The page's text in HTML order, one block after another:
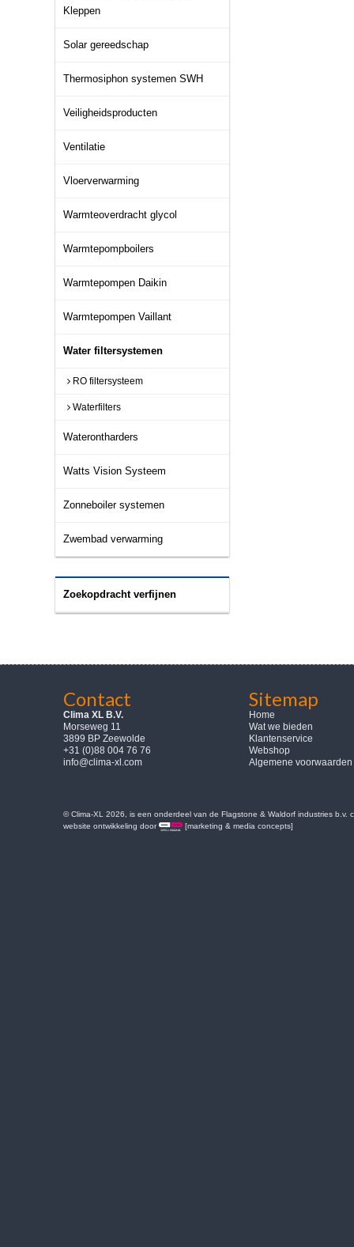
Kleppen
Solar gereedschap
Thermosiphon systemen SWH
Veiligheidsproducten
Ventilatie
Vloerverwarming
Warmteoverdracht glycol
Warmtepompboilers
Warmtepompen Daikin
Warmtepompen Vaillant
Water filtersystemen
RO filtersysteem
Waterfilters
Waterontharders
Watts Vision Systeem
Zonneboiler systemen
Zwembad verwarming
Zoekopdracht verfijnen
Contact
Clima XL B.V.
Morseweg 11
3899 BP Zeewolde
+31 (0)88 004 76 76
info@clima-xl.com
Sitemap
Home
Wat we bieden
Klantenservice
Webshop
Algemene voorwaarden
© Clima-XL 2026, is een onderdeel van de Flagstone & Waldorf industries b.v.
website ontwikkeling door
[marketing & media concepts]